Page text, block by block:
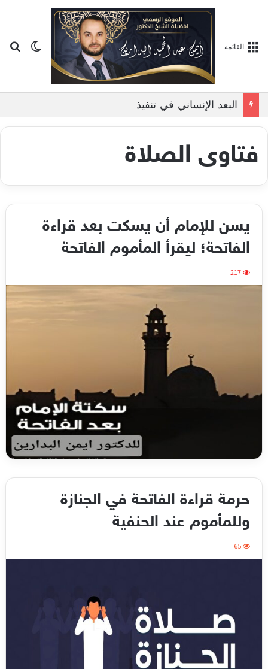
الوضع القائمة
فتاوى الصلاة
يسن للإمام أن يسكت بعد قراءة
الفاتحة؛ ليقرأ المأموم الفاتحة
217
حرمة قراءة الفاتحة في الجنازة
وللمأموم عند الحنفية
65